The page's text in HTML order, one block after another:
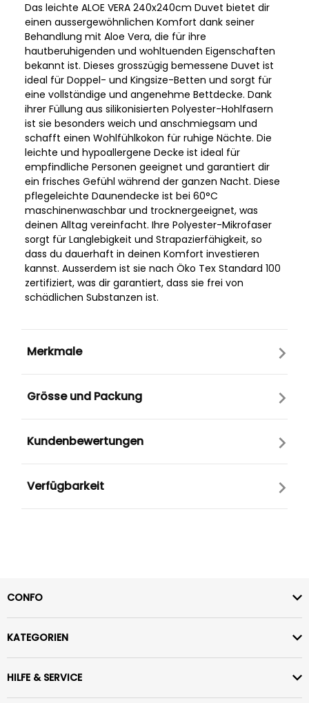
Das leichte ALOE VERA 240x240cm Duvet bietet dir
einen aussergewöhnlichen Komfort dank seiner
Behandlung mit Aloe Vera, die für ihre
hautberuhigenden und wohltuenden Eigenschaften
bekannt ist. Dieses grosszügig bemessene Duvet ist
ideal für Doppel- und Kingsize-Betten und sorgt für
eine vollständige und angenehme Bettdecke. Dank
ihrer Füllung aus silikonisierten Polyester-Hohlfasern
ist sie besonders weich und anschmiegsam und
schafft einen Wohlfühlkokon für ruhige Nächte. Die
leichte und hypoallergene Decke ist ideal für
empfindliche Personen geeignet und garantiert dir
ein frisches Gefühl während der ganzen Nacht. Diese
pflegeleichte Daunendecke ist bei 60°C
maschinenwaschbar und trocknergeeignet, was
deinen Alltag vereinfacht. Ihre Polyester-Mikrofaser
sorgt für Langlebigkeit und Strapazierfähigkeit, so
dass du dauerhaft in deinen Komfort investieren
kannst. Ausserdem ist sie nach Öko Tex Standard 100
zertifiziert, was dir garantiert, dass sie frei von
schädlichen Substanzen ist.
Merkmale
Grösse und Packung
Kundenbewertungen
Verfügbarkeit
CONFO
KATEGORIEN
HILFE & SERVICE